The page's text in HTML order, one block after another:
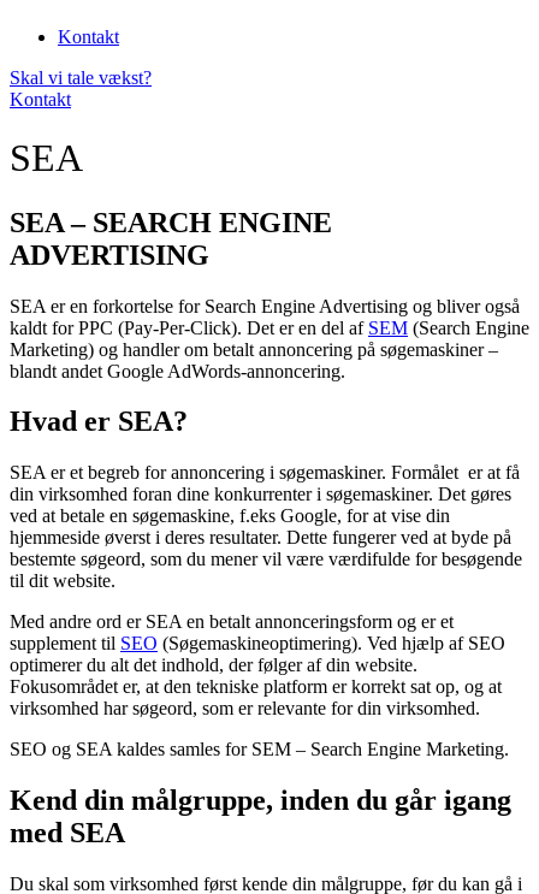
Kontakt
Skal vi tale vækst?
Kontakt
SEA
SEA – SEARCH ENGINE
ADVERTISING
SEA er en forkortelse for Search Engine Advertising og bliver også
kaldt for PPC (Pay-Per-Click). Det er en del af SEM (Search Engine
Marketing) og handler om betalt annoncering på søgemaskiner –
blandt andet Google AdWords-annoncering.
Hvad er SEA?
SEA er et begreb for annoncering i søgemaskiner. Formålet er at få
din virksomhed foran dine konkurrenter i søgemaskiner. Det gøres
ved at betale en søgemaskine, f.eks Google, for at vise din
hjemmeside øverst i deres resultater. Dette fungerer ved at byde på
bestemte søgeord, som du mener vil være værdifulde for besøgende
til dit website.
Med andre ord er SEA en betalt annonceringsform og er et
supplement til SEO (Søgemaskineoptimering). Ved hjælp af SEO
optimerer du alt det indhold, der følger af din website.
Fokusområdet er, at den tekniske platform er korrekt sat op, og at
virksomhed har søgeord, som er relevante for din virksomhed.
SEO og SEA kaldes samles for SEM – Search Engine Marketing.
Kend din målgruppe, inden du går igang
med SEA
Du skal som virksomhed først kende din målgruppe, før du kan gå i